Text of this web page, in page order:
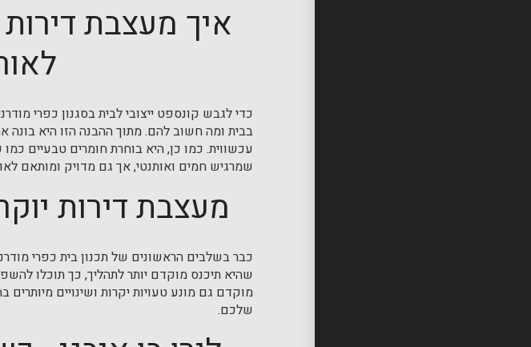
איך מעצבת
כדי לגבש קונספט ייצובי לבית בסגנון כפרי
בבית ומה חשוב להם. מתוך ההבנה הזו היא
עכשווית. כמו כן, היא בוחרת חומרים טבעיים
שמרגיש חמים ואותנטי, אך גם מדויק ומותאם
מעצבת דירות
כבר בשלבים הראשונים של תכנון בית כפרי
שהיא תיכנס מוקדם יותר לתהליך, כך תוכלו
מוקדם גם מונע טעויות יקרות ושינויים
שלכם.